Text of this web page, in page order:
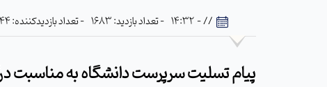
// - 14:32 - تعداد بازدید: 1683 - تعداد بازدیدکننده: 944
پیام تسلیت سرپرست دانشگاه به مناسبت